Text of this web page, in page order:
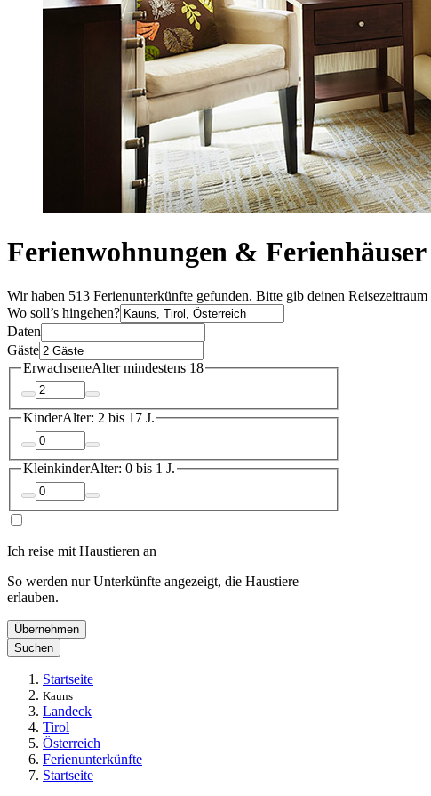
Ferienwohnungen &
Wir haben 513 Ferienunterkünfte gefunden. Bitte gib deinen
Wo soll’s hingehen?
Daten
Gäste
ErwachseneAlter mindestens 18
KinderAlter: 2 bis 17 J.
KleinkinderAlter: 0 bis 1 J.
Ich reise mit Haustieren an
So werden nur Unterkünfte angezeigt, die Haustiere
erlauben.
Übernehmen
Suchen
Startseite
Kauns
Landeck
Tirol
Österreich
Ferienunterkünfte
Startseite